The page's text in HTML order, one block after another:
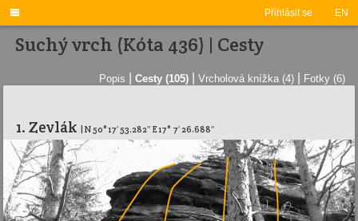
Přihlásit se EN

Suchý vrch (Kóta 436) | Cesty
Popis Cesty (105) Vrcholová knížka (4) Fotky (6)
1. Zevlák | N 50° 17′ 53.282″ E 17° 7′ 26.688″